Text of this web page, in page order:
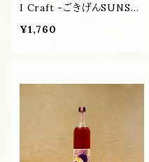
I Craft -ごきげんSUNSE
¥1,760